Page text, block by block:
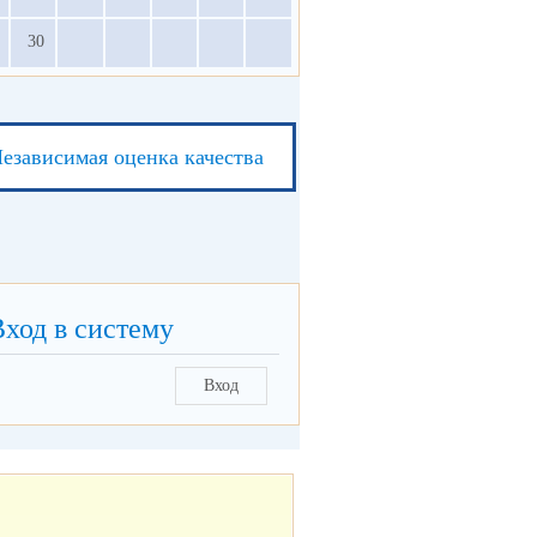
30
оценка качества
в систему
Вход